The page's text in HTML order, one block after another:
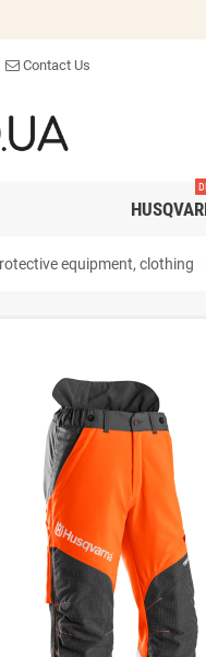
Contact Us
equipment, clothing